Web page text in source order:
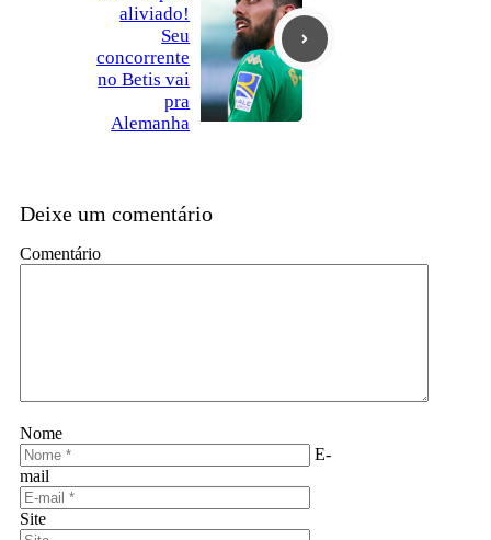
aliviado!
Seu
concorrente
no Betis vai
pra
Alemanha
Deixe um comentário
Comentário
Nome
E-
mail
Site